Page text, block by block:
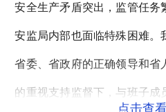
安全生产矛盾突出，监管任务
安监局内部也面临特殊困难。
省委、省政府的正确领导和省
的重视支持监督下，与班子成
点击查